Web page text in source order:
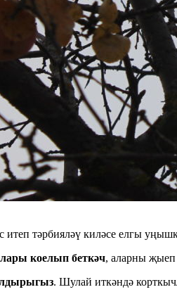
итеп тәрбияләү киләсе елгы
коелып беткәч, аларны җыеп
. Шулай иткәндә